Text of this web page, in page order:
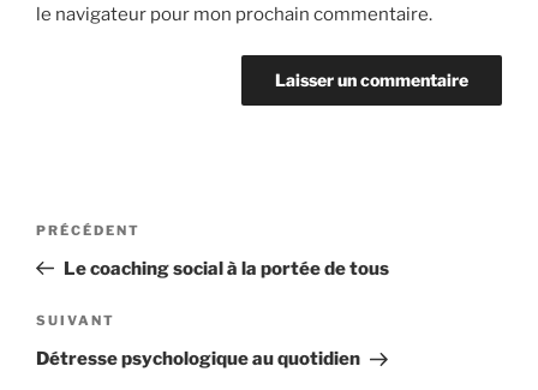
le navigateur pour mon prochain commentaire.
Navigation
l’article
Article
précédent
PRÉCÉDENT
Le coaching social à la portée de tous
Article
suivant
SUIVANT
Détresse psychologique au quotidien